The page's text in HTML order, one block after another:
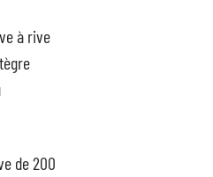
à rive
de 200